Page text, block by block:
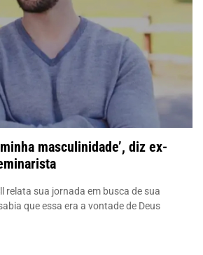
masculinidade’, diz ex-
relata sua jornada em busca de sua
que essa era a vontade de Deus